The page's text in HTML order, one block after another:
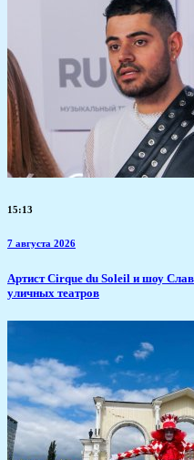
15:13
7 августа 2026
Артист Cirque du Soleil и шоу
уличных театров